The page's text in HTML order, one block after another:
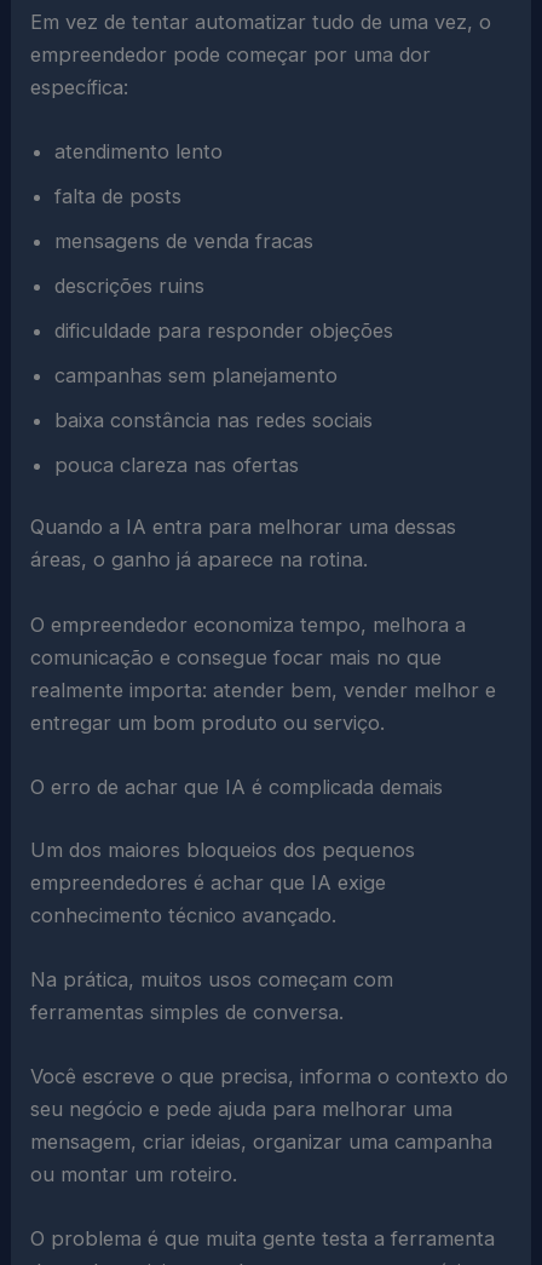
Em vez de tentar automatizar tudo de uma vez, o
empreendedor pode começar por uma dor
específica:
atendimento lento
falta de posts
mensagens de venda fracas
descrições ruins
dificuldade para responder objeções
campanhas sem planejamento
baixa constância nas redes sociais
pouca clareza nas ofertas
Quando a IA entra para melhorar uma dessas
áreas, o ganho já aparece na rotina.
O empreendedor economiza tempo, melhora a
comunicação e consegue focar mais no que
realmente importa: atender bem, vender melhor e
entregar um bom produto ou serviço.
O erro de achar que IA é complicada demais
Um dos maiores bloqueios dos pequenos
empreendedores é achar que IA exige
conhecimento técnico avançado.
Na prática, muitos usos começam com
ferramentas simples de conversa.
Você escreve o que precisa, informa o contexto do
seu negócio e pede ajuda para melhorar uma
mensagem, criar ideias, organizar uma campanha
ou montar um roteiro.
O problema é que muita gente testa a ferramenta